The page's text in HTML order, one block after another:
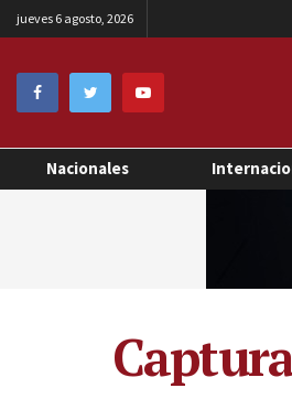
jueves 6 agosto, 2026
Nacionales